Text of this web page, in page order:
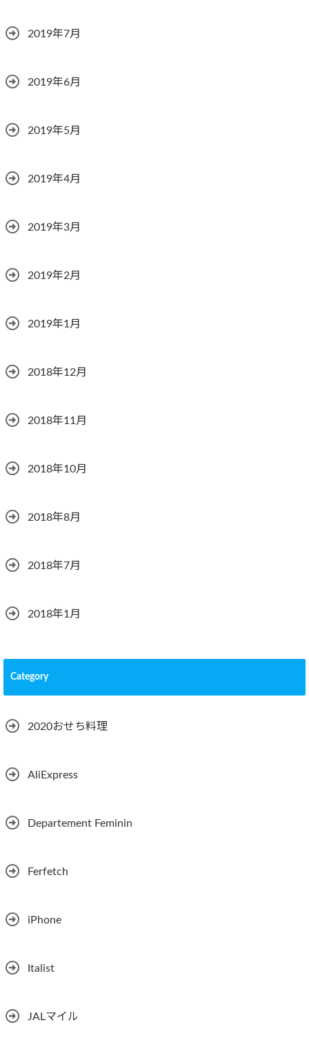
2019年7月
2019年6月
2019年5月
2019年4月
2019年3月
2019年2月
2019年1月
2018年12月
2018年11月
2018年10月
2018年8月
2018年7月
2018年1月
Category
2020おせち料理
AliExpress
Departement Feminin
Ferfetch
iPhone
Italist
JALマイル